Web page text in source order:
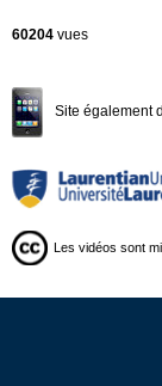
60204 vues
Site également
Les vidéos sont